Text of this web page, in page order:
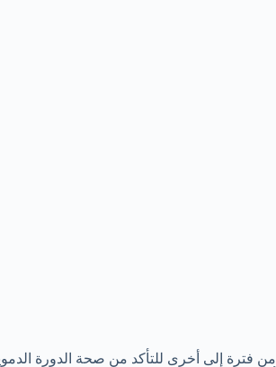
من فترة إلى أخرى للتأكد من صحة الدورة